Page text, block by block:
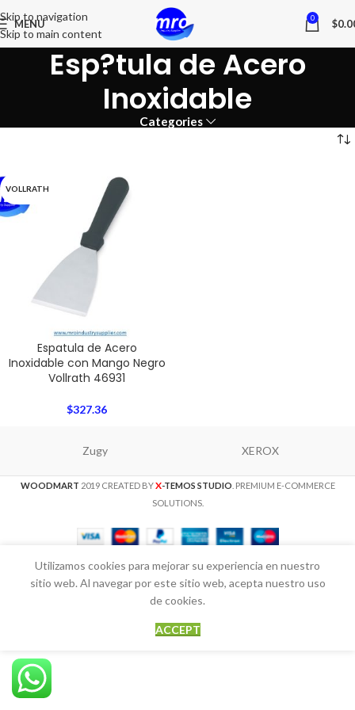
Skip to navigation
Skip to main content
MENU 0 $
Esp?tula de Acero
Inoxidable
Categories
VOLLRATH
Espatula de Acero
Inoxidable con Mango Negro
Vollrath 46931
$327.36
Zugy XEROX
WOODMART 2019 CREATED BYX-TEMOS STUDIO . PREMIUM E-COMMERCE
SOLUTIONS.
Utilizamos cookies para mejorar su experiencia en nuestro
sitio web. Al navegar por este sitio web, acepta nuestro uso
de cookies.
ACCEPT